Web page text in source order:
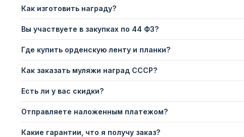
Как изготовить награду?
Вы участвуете в закупках по 44 ФЗ?
Где купить орденскую ленту и планки?
Как заказать муляжи наград СССР?
Есть ли у вас скидки?
Отправляете наложенным платежом?
Какие гарантии, что я получу заказ?